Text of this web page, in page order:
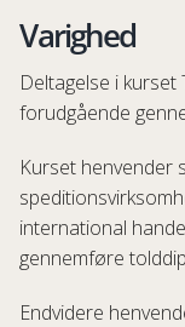
Varighed
Deltagelse i
forudgående
Kurset henvender
international
gennemføre
Endvidere